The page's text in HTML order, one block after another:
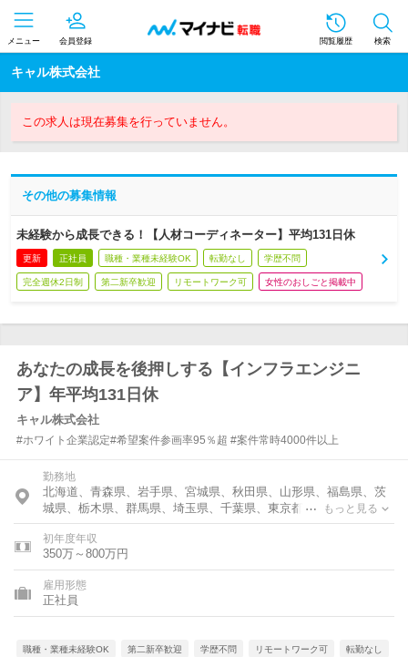
メニュー 会員登録 閲覧履歴 検索
キャル株式会社
この求人は現在募集を行っていません。
その他の募集情報
未経験から成長できる！【人材コーディネーター】平均131日休
更新 正社員 職種・業種未経験OK 転勤なし 学歴不問
完全週休2日制 第二新卒歓迎 リモートワーク可 女性のおしごと掲載中
あなたの成長を後押しする【インフラエンジニ
ア】年平均131日休
キャル株式会社
#ホワイト企業認定#希望案件参画率95％超 #案件常時4000件以上
勤務地
北海道、青森県、岩手県、宮城県、秋田県、山形県、福島県、茨
城県、栃木県、群馬県、埼玉県、千葉県、東京都、神奈川県、富
山県、石川県、福井県、新潟県、山梨県、長野県、岐阜県、静岡
県、愛知県、三重県、滋賀県、京都府、大阪府、兵庫県、奈良
県、和歌山県、鳥取県、島根県、岡山県、広島県、山口県、徳島
県、香川県、愛媛県、高知県、福岡県、佐賀県、長崎県、熊本
県、大分県、宮崎県、鹿児島県、沖縄県
もっと見る
初年度年収
350万～800万円
雇用形態
正社員
職種・業種未経験OK 第二新卒歓迎 学歴不問 リモートワーク可 転勤なし